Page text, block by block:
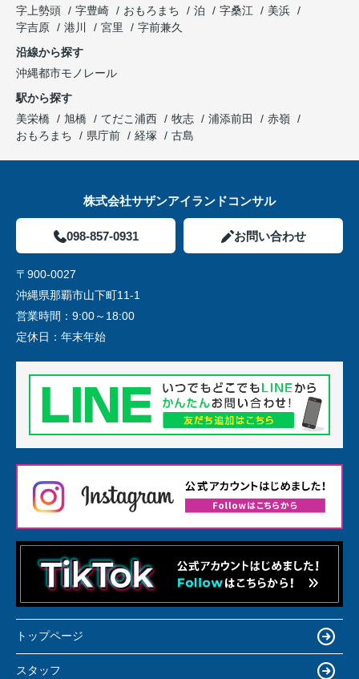
字上勢頭
字豊崎 おもろまち 泊 字桑江
美浜
字吉原
港川 宮里
字前兼久
沿線から探す
沖縄都市モノレール
駅から探す
美栄橋
旭橋 てだこ浦西 牧志 浦添前田
赤嶺
おもろまち
県庁前 経塚 古島
株式会社サザンアイランドコンサル
098-857-0931 お問い合わせ
〒900-0027
沖縄県那覇市山下町11-1
営業時間： 9:00～18:00
定休日： 年末年始
トップページ
スタッフ